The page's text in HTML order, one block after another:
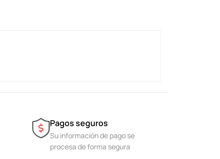
Pagos seguros
Su información de pago se
procesa de forma segura